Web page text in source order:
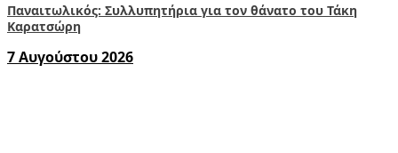
Παναιτωλικός: Συλλυπητήρια για τον θάνατο του Τάκη
Καρατσώρη
7 Αυγούστου 2026